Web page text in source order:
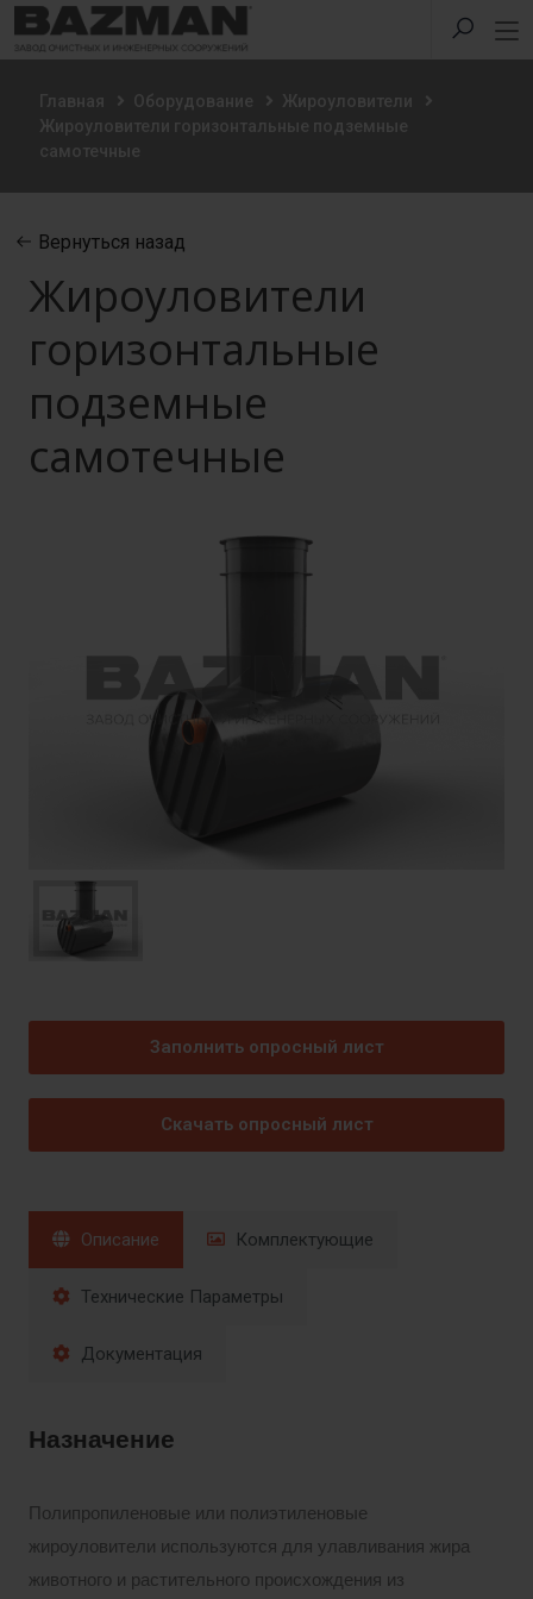
Главная Оборудование
Жироуловители
Жироуловители горизонтальные подземные
самотечные
Вернуться назад
Жироуловители
горизонтальные
подземные
самотечные
Заполнить опросный лист
Скачать опросный лист
Описание Комплектующие
Технические Параметры
Документация
Назначение
Полипропиленовые или полиэтиленовые
жироуловители используются для улавливания жира
животного и растительного происхождения из